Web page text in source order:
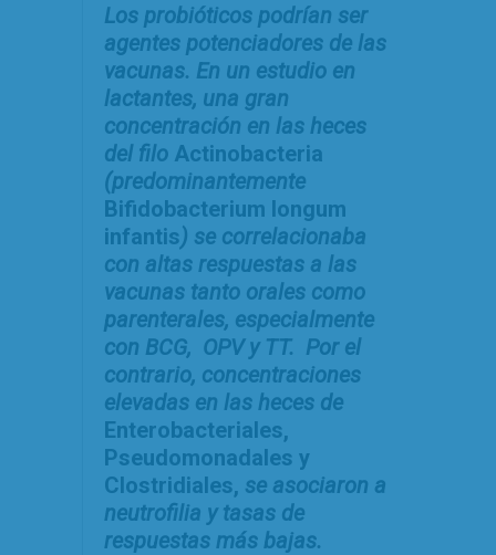
Los probióticos podrían ser
agentes potenciadores de las
vacunas. En un estudio en
lactantes, una gran
concentración en las heces
del filo Actinobacteria
(predominantemente
Bifidobacterium longum
infantis) se correlacionaba
con altas respuestas a las
vacunas tanto orales como
parenterales, especialmente
con BCG, OPV y TT. Por el
contrario, concentraciones
elevadas en las heces de
Enterobacteriales,
Pseudomonadales y
Clostridiales, se asociaron a
neutrofilia y tasas de
respuestas más bajas.